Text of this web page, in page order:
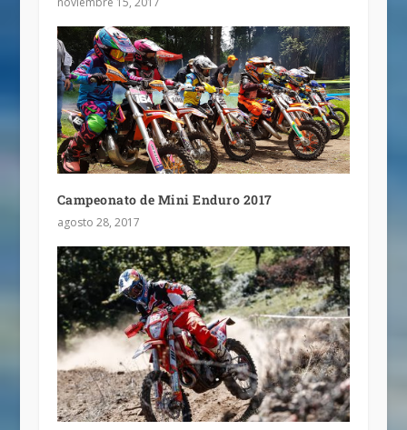
Campeonato de Mini Enduro 2017
agosto 28, 2017